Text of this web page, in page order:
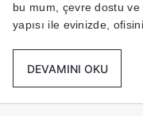
bu mum, çevre dostu ve
yapısı ile evinizde,
bardağı sayesinde
DEVAMINI OKU